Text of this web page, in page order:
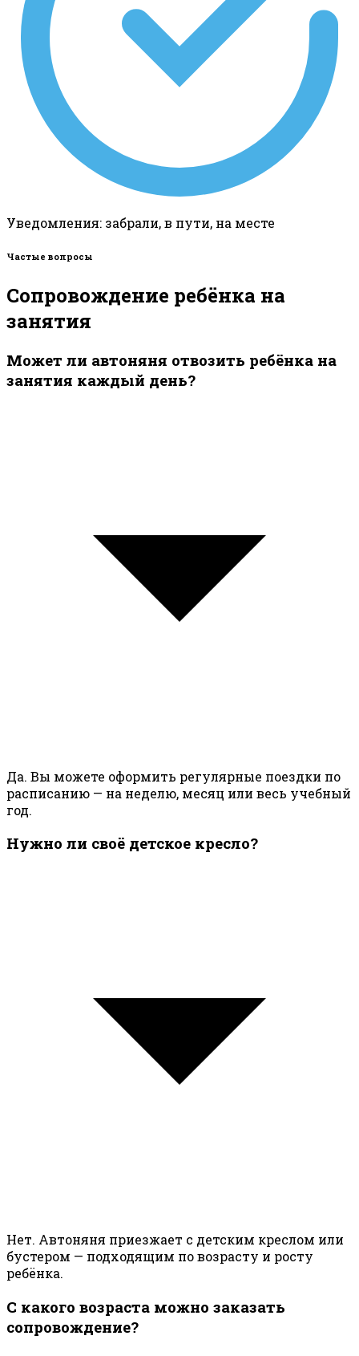
Уведомления: забрали, в пути, на месте
Частые вопросы
Сопровождение ребёнка на
занятия
Может ли автоняня отвозить ребёнка на
занятия каждый день?
Да. Вы можете оформить регулярные поездки по
расписанию — на неделю, месяц или весь учебный
год.
Нужно ли своё детское кресло?
Нет. Автоняня приезжает с детским креслом или
бустером — подходящим по возрасту и росту
ребёнка.
С какого возраста можно заказать
сопровождение?